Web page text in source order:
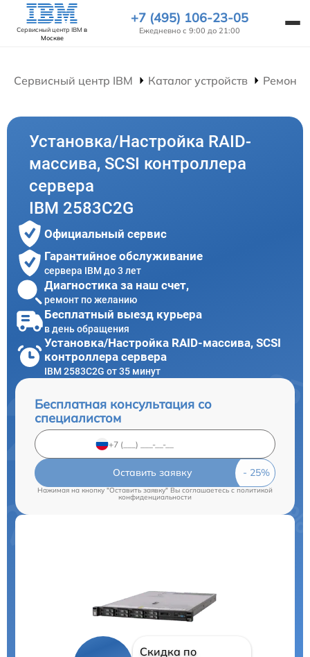
Сервисный центр IBM в
Москве
+7 (495) 106-23-05
Ежедневно с 9:00 до 21:00
Сервисный центр IBM Каталог устройств Ремонт
Установка/Настройка RAID-
массива, SCSI контроллера
сервера
IBM 2583C2G
Официальный сервис
Гарантийное обслуживание
сервера IBM до 3 лет
Диагностика за наш счет,
ремонт по желанию
Бесплатный выезд курьера
в день обращения
Установка/Настройка RAID-массива, SCSI
контроллера сервера
IBM 2583C2G от 35 минут
Бесплатная консультация со
специалистом
Оставить заявку
Нажимая на кнопку "Оставить заявку" Вы соглашаетесь c политикой
конфиденциальности
Скидка по